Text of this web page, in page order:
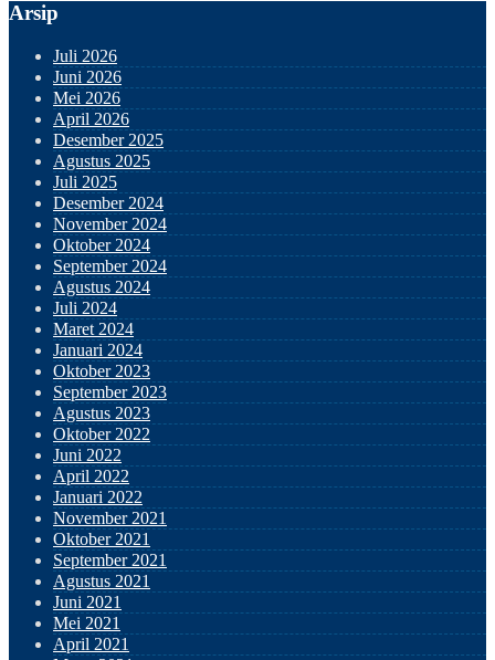
Arsip
Juli 2026
Juni 2026
Mei 2026
April 2026
Desember 2025
Agustus 2025
Juli 2025
Desember 2024
November 2024
Oktober 2024
September 2024
Agustus 2024
Juli 2024
Maret 2024
Januari 2024
Oktober 2023
September 2023
Agustus 2023
Oktober 2022
Juni 2022
April 2022
Januari 2022
November 2021
Oktober 2021
September 2021
Agustus 2021
Juni 2021
Mei 2021
April 2021